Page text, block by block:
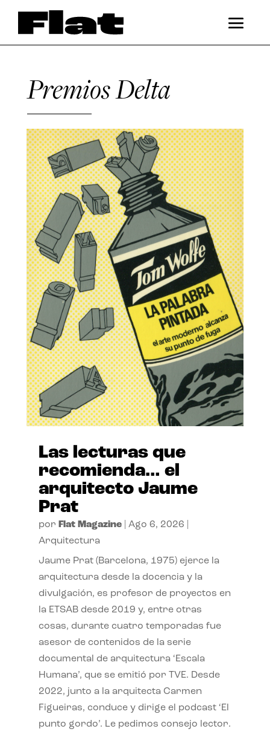
Premios Delta
Las lecturas que
recomienda… el
arquitecto Jaume
Prat
por Flat Magazine| Ago 6, 2026
Arquitectura
Jaume Prat (Barcelona, 1975) ejerce la
arquitectura desde la docencia y la
divulgación, es profesor de proyectos en
la ETSAB desde 2019 y, entre otras
cosas, durante cuatro temporadas fue
asesor de contenidos de la serie
documental de arquitectura ‘Escala
Humana’, que se emitió por TVE. Desde
2022, junto a la arquitecta Carmen
Figueiras, conduce y dirige el podcast ‘El
punto gordo’. Le pedimos consejo lector.